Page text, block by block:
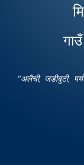
"अलैची, जडीबुटी,